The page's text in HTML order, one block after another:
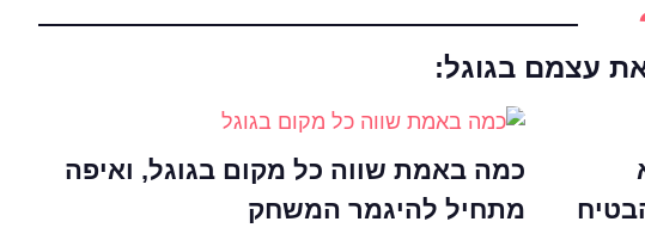
עצמם בגוגל:
כמה באמת שווה כל מקום בגוגל, ואיפה
מתחיל להיגמר המשחק